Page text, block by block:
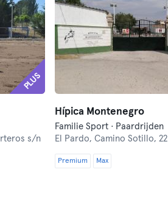
PLUS
s/n
Hípica Montenegro
Familie Sport · Paardrijden
El Pardo,Camino Sotillo, 22
Premium Max